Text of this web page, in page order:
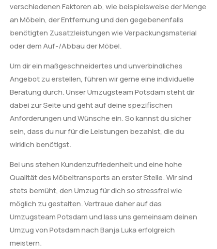
verschiedenen Faktoren ab, wie beispielsweise der Menge
an Möbeln, der Entfernung und den gegebenenfalls
benötigten Zusatzleistungen wie Verpackungsmaterial
oder dem Auf-/Abbau der Möbel.
Um dir ein maßgeschneidertes und unverbindliches
Angebot zu erstellen, führen wir gerne eine individuelle
Beratung durch. Unser Umzugsteam Potsdam steht dir
dabei zur Seite und geht auf deine spezifischen
Anforderungen und Wünsche ein. So kannst du sicher
sein, dass du nur für die Leistungen bezahlst, die du
wirklich benötigst.
Bei uns stehen Kundenzufriedenheit und eine hohe
Qualität des Möbeltransports an erster Stelle. Wir sind
stets bemüht, den Umzug für dich so stressfrei wie
möglich zu gestalten. Vertraue daher auf das
Umzugsteam Potsdam und lass uns gemeinsam deinen
Umzug von Potsdam nach Banja Luka erfolgreich
meistern.